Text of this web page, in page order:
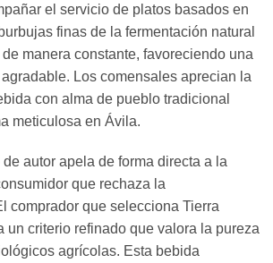
el servicio de platos basados en
finas de la fermentación natural
manera constante, favoreciendo una
Los comensales aprecian la
con alma de pueblo tradicional
meticulosa en Ávila.
autor apela de forma directa a la
que rechaza la
comprador que selecciona Tierra
un criterio refinado que valora la pureza
agrícolas. Esta bebida